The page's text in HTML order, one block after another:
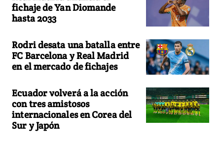
fichaje de Yan Diomande
hasta 2033
Rodri desata una batalla entre
FC Barcelona y Real Madrid
en el mercado de fichajes
Ecuador volverá a la acción
con tres amistosos
internacionales en Corea del
Sur y Japón